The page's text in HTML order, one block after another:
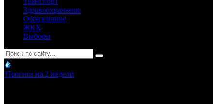
Здравоохранение
Образование
ЖКХ
Выборы
Прогноз на 2 недели